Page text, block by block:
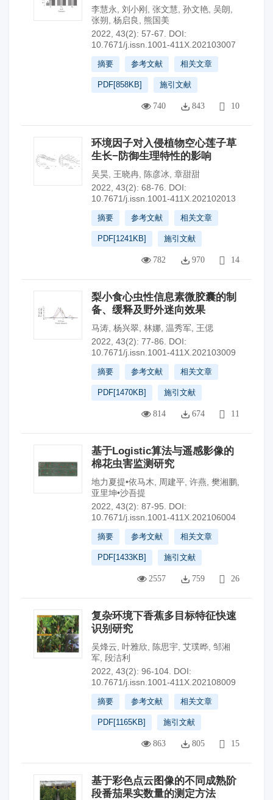
李慧永 刘小刚 张文慧 孙文艳 吴朗
张朔 杨启良
熊国美
2022, 43(2): 57-67.
DOI:
10.7671/j.issn.1001-411X.202103007
摘要 参考文献 相关文章
PDF[858KB] 施引文献
740 843 10
环境因子对入侵植物空心莲子草
生长−防御生理特性的影响
吴昊 王晓冉 陈彦冰 章甜甜
2022, 43(2): 68-76.
DOI:
10.7671/j.issn.1001-411X.202102013
摘要 参考文献 相关文章
PDF[1241KB] 施引文献
782 970 14
梨小食心虫性信息素微胶囊的制
备、缓释及野外迷向效果
马涛 杨兴翠 林娜 温秀军 王偲
2022, 43(2): 77-86.
DOI:
10.7671/j.issn.1001-411X.202103009
摘要 参考文献 相关文章
PDF[1470KB] 施引文献
814 674 11
基于Logistic算法与遥感影像的
棉花虫害监测研究
地力夏提•依马木 周建平 许燕 樊湘鹏
亚里坤•沙吾提
2022, 43(2): 87-95.
DOI:
10.7671/j.issn.1001-411X.202106004
摘要 参考文献 相关文章
PDF[1433KB] 施引文献
2557 759 26
复杂环境下香蕉多目标特征快速
识别研究
吴烽云 叶雅欣 陈思宇 艾璞晔 邹湘
军 段洁利
2022, 43(2): 96-104. DOI:
10.7671/j.issn.1001-411X.202108009
摘要 参考文献 相关文章
PDF[1165KB] 施引文献
863 805 15
基于彩色点云图像的不同成熟阶
段番茄果实数量的测定方法